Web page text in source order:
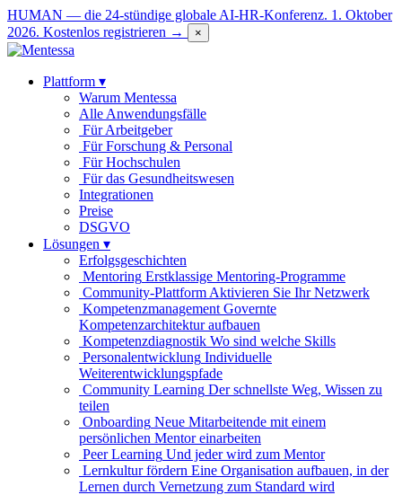
HUMAN — die 24-stündige globale AI-HR-Konferenz. 1. Oktober
2026. Kostenlos registrieren → ×
Plattform ▾
Warum Mentessa
Alle Anwendungsfälle
Für Arbeitgeber
Für Forschung & Personal
Für Hochschulen
Für das Gesundheitswesen
Integrationen
Preise
DSGVO
Lösungen ▾
Erfolgsgeschichten
Mentoring Erstklassige Mentoring-Programme
Community-Plattform Aktivieren Sie Ihr Netzwerk
Kompetenzmanagement Governte
Kompetenzarchitektur aufbauen
Kompetenzdiagnostik Wo sind welche Skills
Personalentwicklung Individuelle
Weiterentwicklungspfade
Community Learning Der schnellste Weg, Wissen zu
teilen
Onboarding Neue Mitarbeitende mit einem
persönlichen Mentor einarbeiten
Peer Learning Und jeder wird zum Mentor
Lernkultur fördern Eine Organisation aufbauen, in der
Lernen durch Vernetzung zum Standard wird